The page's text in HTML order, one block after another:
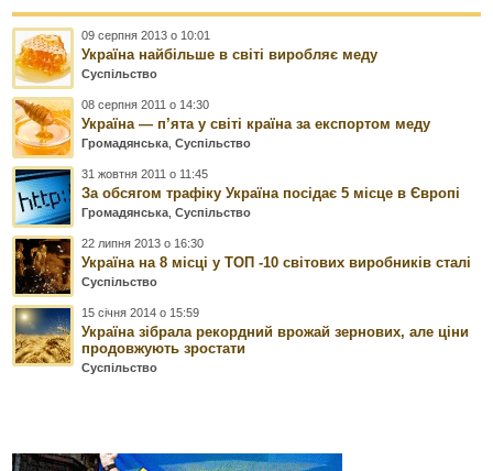
09 серпня 2013 о 10:01
Україна найбільше в світі виробляє меду
Суспільство
08 серпня 2011 о 14:30
Україна — п’ята у світі країна за експортом меду
Громадянська ,Суспільство
31 жовтня 2011 о 11:45
За обсягом трафіку Україна посідає 5 місце в Європі
Громадянська ,Суспільство
22 липня 2013 о 16:30
Україна на 8 місці у ТОП -10 світових виробників сталі
Суспільство
15 січня 2014 о 15:59
Україна зібрала рекордний врожай зернових, але ціни
продовжують зростати
Суспільство